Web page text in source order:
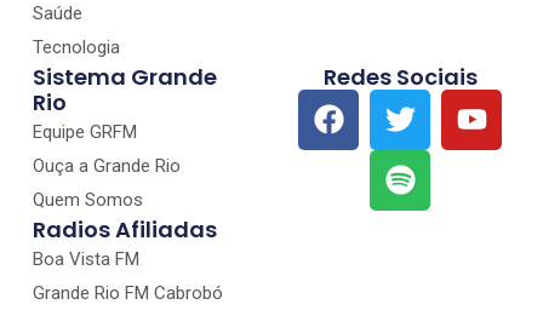
Saúde
Tecnologia
Sistema Grande
Rio
Equipe GRFM
Ouça a Grande Rio
Quem Somos
Radios Afiliadas
Boa Vista FM
Grande Rio FM Cabrobó
Redes Sociais